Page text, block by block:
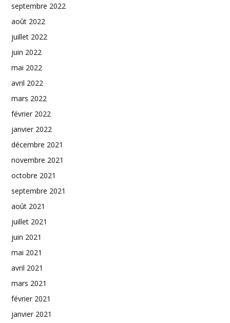
septembre 2022
août 2022
juillet 2022
juin 2022
mai 2022
avril 2022
mars 2022
février 2022
janvier 2022
décembre 2021
novembre 2021
octobre 2021
septembre 2021
août 2021
juillet 2021
juin 2021
mai 2021
avril 2021
mars 2021
février 2021
janvier 2021